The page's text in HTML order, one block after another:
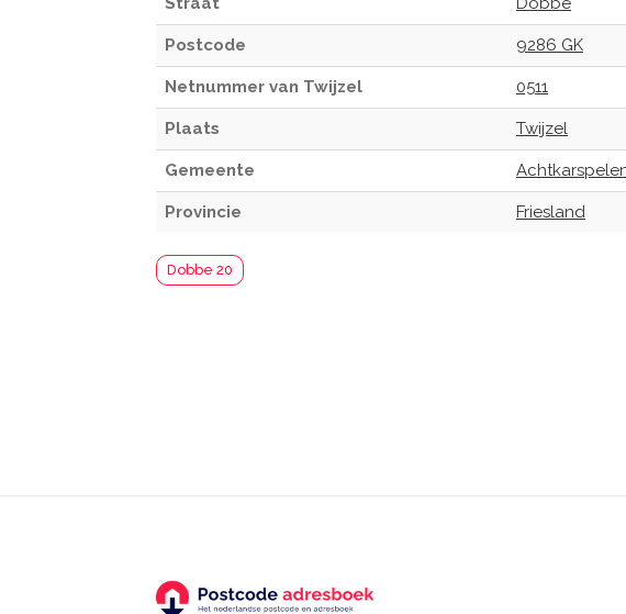
Postcode 9286 GK
Netnummer van Twijzel 0511
Plaats Twijzel
Gemeente
Provincie Friesland
Dobbe 20